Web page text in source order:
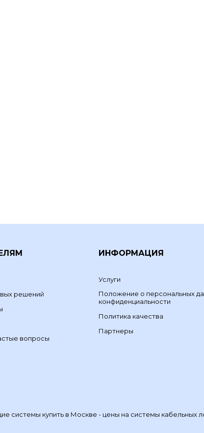
решений
вопросы
ИНФОРМАЦИЯ
Услуги
Положение о персональных
конфиденциальности
Политика качества
Партнеры
системы купить в Москве - цены на системы кабельных